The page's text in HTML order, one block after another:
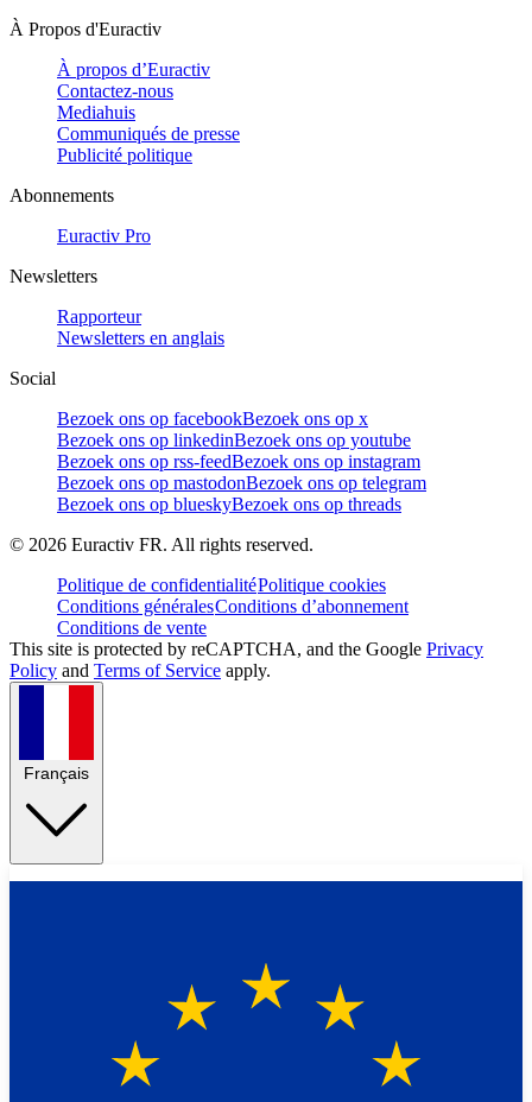
À Propos d'Euractiv
À propos d’Euractiv
Contactez-nous
Mediahuis
Communiqués de presse
Publicité politique
Abonnements
Euractiv Pro
Newsletters
Rapporteur
Newsletters en anglais
Social
Bezoek ons op facebookBezoek ons op x
Bezoek ons op linkedinBezoek ons op youtube
Bezoek ons op rss-feedBezoek ons op instagram
Bezoek ons op mastodonBezoek ons op telegram
Bezoek ons op blueskyBezoek ons op threads
© 2026 Euractiv FR. All rights reserved.
Politique de confidentialitéPolitique cookies
Conditions généralesConditions d’abonnement
Conditions de vente
This site is protected by reCAPTCHA, and the Google Privacy
Policy and Terms of Service apply.
Français